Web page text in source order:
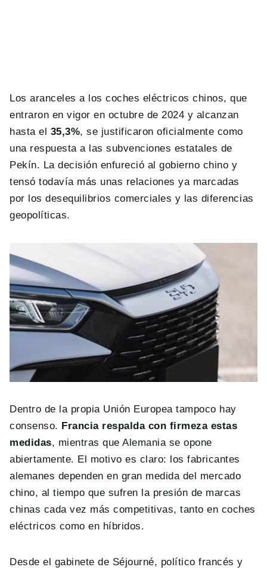
Los aranceles a los coches eléctricos chinos, que
entraron en vigor en octubre de 2024 y alcanzan
hasta el 35,3%, se justificaron oficialmente como
una respuesta a las subvenciones estatales de
Pekín. La decisión enfureció al gobierno chino y
tensó todavía más unas relaciones ya marcadas
por los desequilibrios comerciales y las diferencias
geopolíticas.
Dentro de la propia Unión Europea tampoco hay
consenso. Francia respalda con firmeza estas
medidas, mientras que Alemania se opone
abiertamente. El motivo es claro: los fabricantes
alemanes dependen en gran medida del mercado
chino, al tiempo que sufren la presión de marcas
chinas cada vez más competitivas, tanto en coches
eléctricos como en híbridos.
Desde el gabinete de Séjourné, político francés y